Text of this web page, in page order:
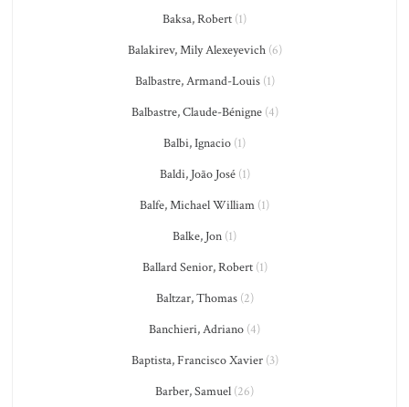
Baksa, Robert (1)
Balakirev, Mily Alexeyevich(6)
Balbastre, Armand-Louis(1)
Balbastre, Claude-Bénigne(4)
Balbi, Ignacio (1)
Baldi, João José(1)
Balfe, Michael William (1)
Balke, Jon (1)
Ballard Senior, Robert(1)
Baltzar, Thomas(2)
Banchieri, Adriano (4)
Baptista, Francisco Xavier(3)
Barber, Samuel (26)